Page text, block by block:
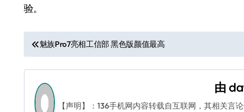
验。
文
章
导
航
魅族Pro7亮相工信部 黑色版颜值最高
由
【声明】：136手机网内容转载自互联网，其相关言